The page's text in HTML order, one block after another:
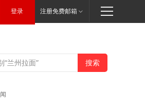
登录 注册免费邮箱